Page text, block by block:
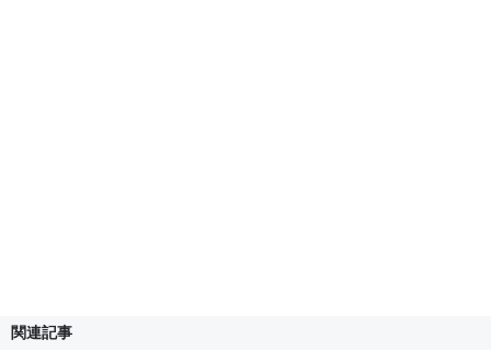
関連記事